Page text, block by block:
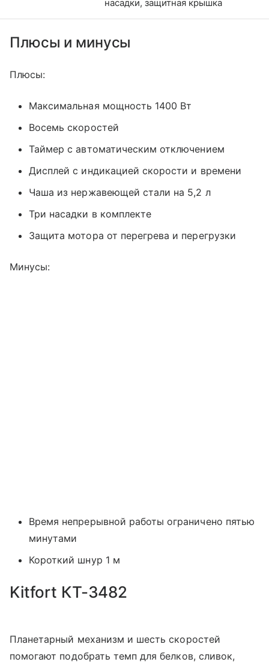
насадки, защитная крышка
Плюсы и минусы
Плюсы:
Максимальная мощность 1400 Вт
Восемь скоростей
Таймер с автоматическим отключением
Дисплей с индикацией скорости и времени
Чаша из нержавеющей стали на 5,2 л
Три насадки в комплекте
Защита мотора от перегрева и перегрузки
Минусы:
Время непрерывной работы ограничено пятью
минутами
Короткий шнур 1 м
Kitfort КТ-3482
Планетарный механизм и шесть скоростей
помогают подобрать темп для белков, сливок,